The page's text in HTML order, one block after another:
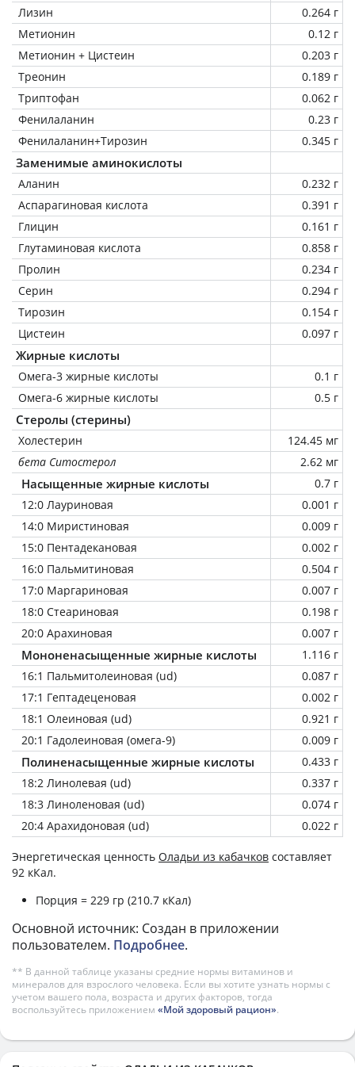
Лизин
0.264 г
Метионин
0.12 г
Метионин + Цистеин
0.203 г
Треонин
0.189 г
Триптофан
0.062 г
Фенилаланин
0.23 г
Фенилаланин+Тирозин
0.345 г
Заменимые аминокислоты
Аланин
0.232 г
Аспарагиновая кислота
0.391 г
Глицин
0.161 г
Глутаминовая кислота
0.858 г
Пролин
0.234 г
Серин
0.294 г
Тирозин
0.154 г
Цистеин
0.097 г
Жирные кислоты
Омега-3 жирные кислоты
0.1 г
Омега-6 жирные кислоты
0.5 г
Стеролы (стерины)
Холестерин
124.45 мг
бета Ситостерол
2.62 мг
Насыщенные жирные кислоты
0.7 г
12:0 Лауриновая
0.001 г
14:0 Миристиновая
0.009 г
15:0 Пентадекановая
0.002 г
16:0 Пальмитиновая
0.504 г
17:0 Маргариновая
0.007 г
18:0 Стеариновая
0.198 г
20:0 Арахиновая
0.007 г
Мононенасыщенные жирные кислоты
1.116 г
16:1 Пальмитолеиновая (ud)
0.087 г
17:1 Гептадеценовая
0.002 г
18:1 Олеиновая (ud)
0.921 г
20:1 Гадолеиновая (омега-9)
0.009 г
Полиненасыщенные жирные кислоты
0.433 г
18:2 Линолевая (ud)
0.337 г
18:3 Линоленовая (ud)
0.074 г
20:4 Арахидоновая (ud)
0.022 г
Энергетическая ценность Оладьи из кабачков составляет
92 кКал.
Порция = 229 гр (210.7 кКал)
Основной источник: Создан в приложении
пользователем. Подробнее.
** В данной таблице указаны средние нормы витаминов и
минералов для взрослого человека. Если вы хотите узнать нормы с
учетом вашего пола, возраста и других факторов, тогда
воспользуйтесь приложением «Мой здоровый рацион».